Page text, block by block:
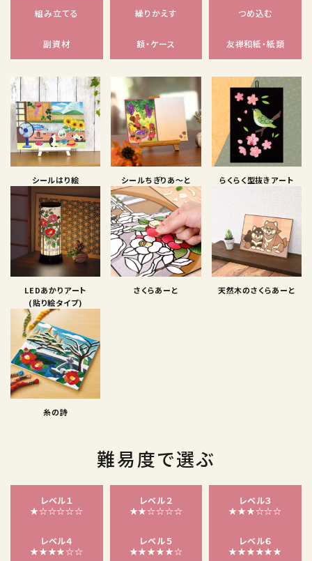
組み立てる 繰りかえす つめ込む
副資材 額・ケース 友禅和紙・紙類
シールはり絵 シールちぎりあ〜と らくらく型抜きアート
LEDあかりアート
(貼り絵タイプ)
さくらあーと 天然木のさくらあーと
糸の詩
難易度で選ぶ
レベル１
★☆☆☆☆☆
レベル２
★★☆☆☆☆
レベル３
★★★☆☆☆
レベル４
★★★★☆☆
レベル５
★★★★★☆
レベル６
★★★★★★